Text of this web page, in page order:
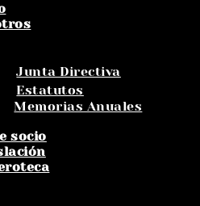
Junta Directiva
Estatutos
Memorias Anuales
socio